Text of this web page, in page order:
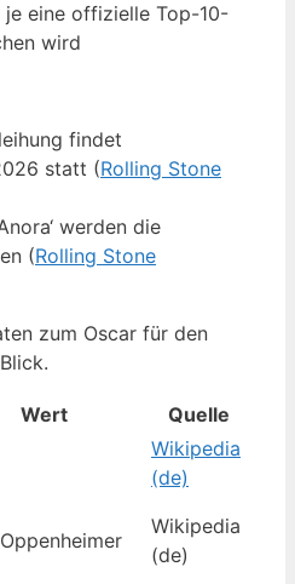
je eine offizielle Top-10-
wird
findet
statt (Rolling Stone
werden die
(Rolling Stone
zum Oscar für den
Wert
Quelle
Wikipedia
(de)
Wikipedia
(de)